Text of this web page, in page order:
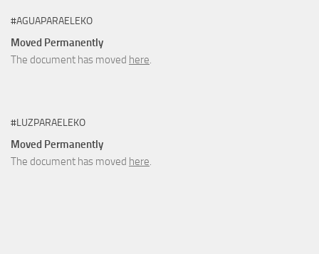
#AGUAPARAELEKO
Moved Permanently
The document has moved here.
#LUZPARAELEKO
Moved Permanently
The document has moved here.